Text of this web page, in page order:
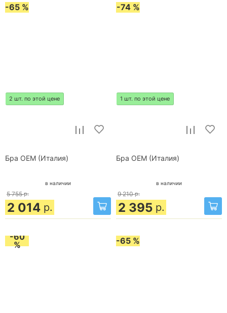
-65 %
2 шт. по этой цене
Бра OEM (Италия)
в наличии
5 755 р.
2 014 р.
-74 %
1 шт. по этой цене
Бра OEM (Италия)
в наличии
9 210 р.
2 395 р.
-60
%
-65 %